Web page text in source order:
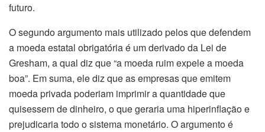
futuro.
O segundo argumento mais utilizado pelos que defendem
a moeda estatal obrigatória é um derivado da Lei de
Gresham, a qual diz que “a moeda ruim expele a moeda
boa”. Em suma, ele diz que as empresas que emitem
moeda privada poderiam imprimir a quantidade que
quisessem de dinheiro, o que geraria uma hiperinflação e
prejudicaria todo o sistema monetário. O argumento é